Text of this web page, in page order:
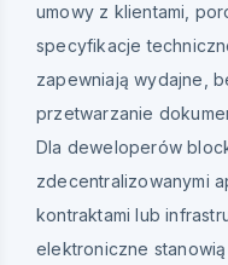
umowy z klientami,
specyfikacje
zapewniają wydajne,
przetwarzanie
Dla deweloperów
zdecentralizowanymi
kontraktami lub
elektroniczne